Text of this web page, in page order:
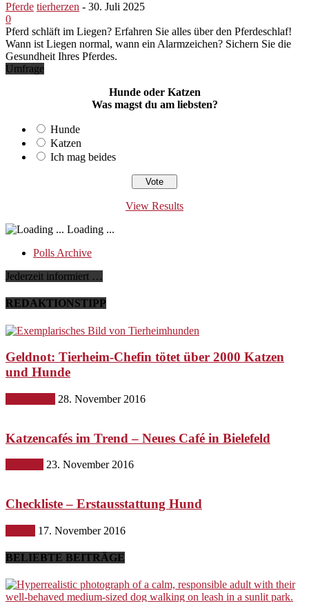
Pferde tierherzen - 30. Juli 2025
0
Pferd schläft im Liegen? Erfahren Sie alles über den Pferdeschlaf!
Wann ist Liegen normal, wann ein Alarmzeichen? Sichern Sie die
Gesundheit Ihres Pferdes.
Umfrage
Hunde oder Katzen
Was magst du am liebsten?
Hunde
Katzen
Ich mag beides
View Results
Loading ...
Polls Archive
Jederzeit informiert …
REDAKTIONSTIPP
Geldnot: Tierheim-Chefin tötet über 2000 Katzen
und Hunde
28. November 2016
Katzencafés im Trend – Neues Café in Bielefeld
23. November 2016
Checkliste – Erstausstattung Hund
17. November 2016
BELIEBTE BEITRÄGE